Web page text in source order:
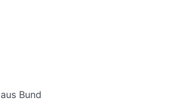
Bund